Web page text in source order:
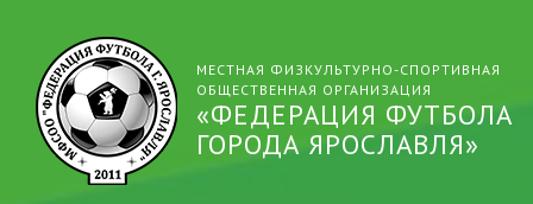
МЕСТНАЯ ФИЗКУЛЬТУРНО-СПОРТИВНАЯ
ОБЩЕСТВЕННАЯ ОРГАНИЗАЦИЯ
«ФЕДЕРАЦИЯ ФУТБОЛА
ГОРОДА ЯРОСЛАВЛЯ»